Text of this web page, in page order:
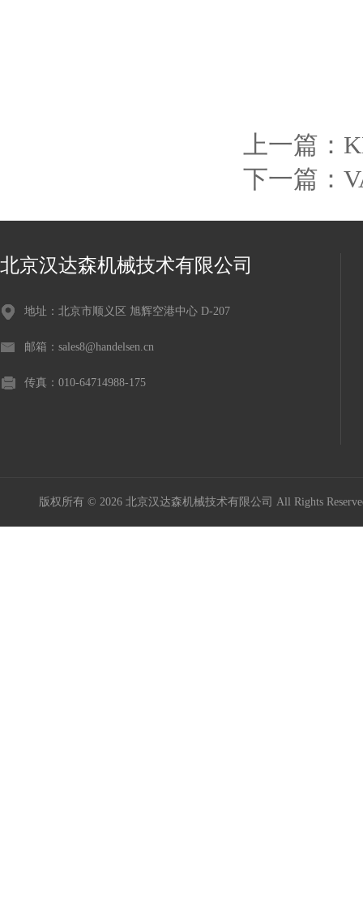
上一篇：
下一篇：
北京汉达森机械技术有限公司
地址：北京市顺义区 旭辉空港中心 D-207
邮箱：sales8@handelsen.cn
传真：010-64714988-175
版权所有 © 2026 北京汉达森机械技术有限公司 All Rights